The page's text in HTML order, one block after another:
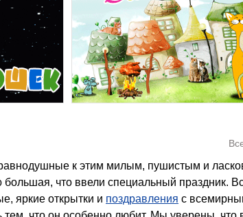
что ввели специальный праздник.
яркие открытки и поздравления с